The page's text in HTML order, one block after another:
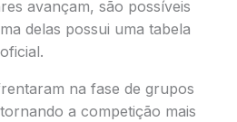
avançam, são possíveis
delas possui uma tabela
na fase de grupos
a competição mais